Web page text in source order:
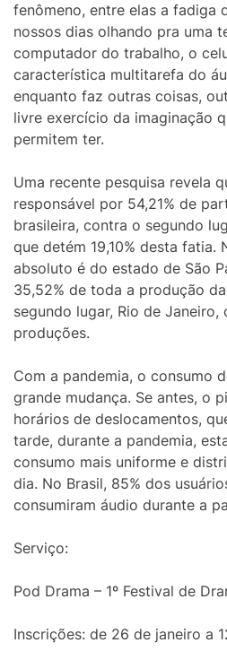
fenômeno, entre elas a fadiga
nossos dias olhando pra uma
computador do trabalho, o
característica multitarefa do
enquanto faz outras coisas,
livre exercício da imaginação
permitem ter.
Uma recente pesquisa revela
responsável por 54,21% de
brasileira, contra o segundo
que detém 19,10% desta fatia.
absoluto é do estado de São
35,52% de toda a produção
segundo lugar, Rio de Janeiro,
produções.
Com a pandemia, o consumo
grande mudança. Se antes, o
horários de deslocamentos,
tarde, durante a pandemia,
consumo mais uniforme e
dia. No Brasil, 85% dos
consumiram áudio durante a
Serviço:
Pod Drama – 1º Festival de
Inscrições: de 26 de janeiro a